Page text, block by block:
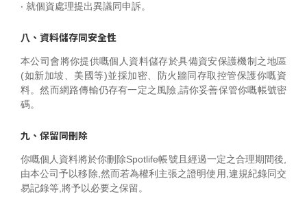
‧ 就個資處理提出異議同申訴。
八、資料儲存同安全性
本公司會將你提供嘅個人資料儲存於具備資安保護機制之地區
(如新加坡、美國等)並採加密、防火牆同存取控管保護你嘅資
料。然而網路傳輸仍存有一定之風險,請你妥善保管你嘅帳號密
碼。
九、保留同刪除
你嘅個人資料將於你刪除Spotlife帳號且經過一定之合理期間後,
由本公司予以移除,然而若為權利主張之證明使用,違規紀錄同交
易記錄等,將予以必要之保留。